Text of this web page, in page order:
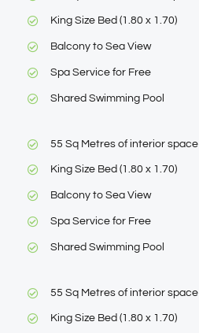
King Size Bed (1.80 x 1.70)
Balcony to Sea View
Spa Service for Free
Shared Swimming Pool
55 Sq Metres of interior space
King Size Bed (1.80 x 1.70)
Balcony to Sea View
Spa Service for Free
Shared Swimming Pool
55 Sq Metres of interior space
King Size Bed (1.80 x 1.70)